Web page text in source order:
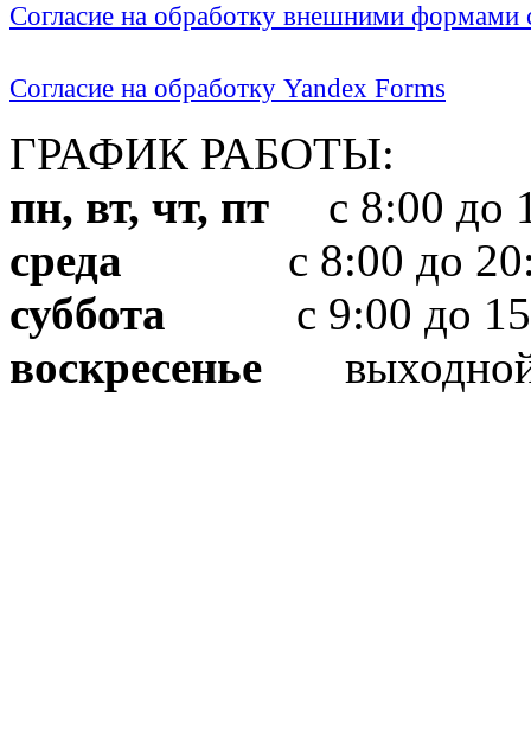
Согласие на обработку внешними формами
Согласие на обработку Yandex Forms
ГРАФИК РАБОТЫ:
пн, вт, чт, пт с 8:00 до
среда с 8:00 до
суббота с 9:00 до
воскресенье